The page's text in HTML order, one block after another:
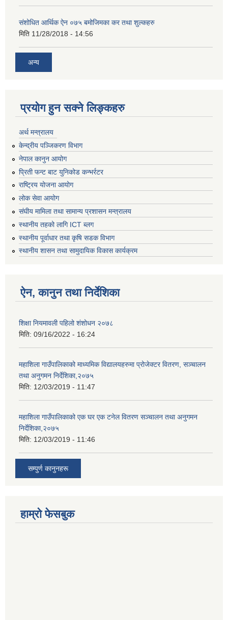
संशोधित आर्थिक ऐन ०७५ बमोजिमका कर तथा शुल्कहरु
मिति 11/28/2018 - 14:56
अन्य
प्रयोग हुन सक्ने लिङ्कहरु
अर्थ मन्त्रालय
केन्द्रीय पञ्जिकरण विभाग
नेपाल कानुन आयोग
प्रिती फन्ट बाट युनिकोड कन्भर्रटर
राष्ट्रिय योजना आयोग
लोक सेवा आयोग
संघीय मामिला तथा सामान्य प्रशासन मन्त्रालय
स्थानीय तहको लागि ICT ब्लग
स्थानीय पूर्वाधार तथा कृषि सडक विभाग
स्थानीय शासन तथा सामुदायिक विकास कार्यक्रम
ऐन, कानुन तथा निर्देशिका
शिक्षा नियमावली पहिलो शंशोधन २०७८
मिति: 09/16/2022 - 16:24
महाशिला गाउँपालिकाको माध्यमिक विद्यालयहरुमा प्रोजेक्टर वितरण, सञ्चालन
तथा अनुगमन निर्देशिका,२०७५
मिति: 12/03/2019 - 11:47
महाशिला गाउँपालिकाको एक घर एक टनेल वितरण सञ्चालन तथा अनुगमन
निर्देशिका,२०७५
मिति: 12/03/2019 - 11:46
सम्पुर्ण कानुनहरू
हाम्रो फेसबुक